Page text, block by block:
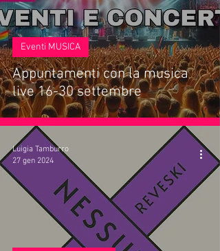
Appuntamenti con la musica
live 16-30 settembre
Eventi MUSICA
Luigia Tamburro
27 gen 2024